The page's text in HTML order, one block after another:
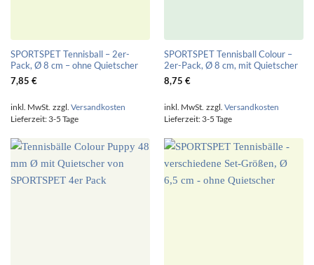
SPORTSPET Tennisball – 2er-
Pack, Ø 8 cm – ohne Quietscher
7,85 €
inkl. MwSt. zzgl. Versandkosten
Lieferzeit: 3-5 Tage
SPORTSPET Tennisball Colour –
2er-Pack, Ø 8 cm, mit Quietscher
8,75 €
inkl. MwSt. zzgl. Versandkosten
Lieferzeit: 3-5 Tage